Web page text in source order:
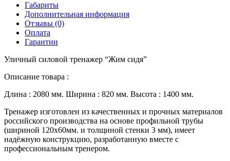
Габариты
Дополнительная информация
Отзывы (0)
Оплата
Гарантии
Уличный силовой тренажер “Жим сидя”
Описание товара :
Длина : 2080 мм. Ширина : 820 мм. Высота : 1400 мм.
Тренажер изготовлен из качественных и прочных материалов
российского производства на основе профильной трубы
(шириной 120х60мм­. и толщиной стенки 3 мм), имеет
надёжную конструкцию, разработанную вместе с
профессиональным тренером.